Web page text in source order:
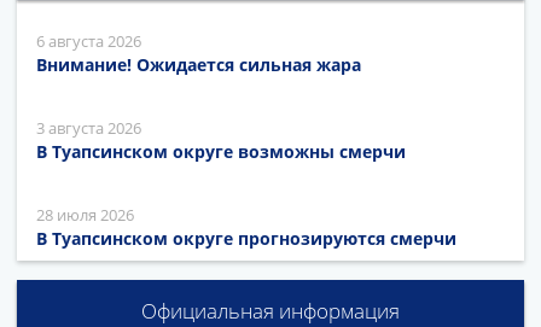
6 августа 2026
Внимание! Ожидается сильная жара
3 августа 2026
В Туапсинском округе возможны смерчи
28 июля 2026
В Туапсинском округе прогнозируются смерчи
Официальная информация